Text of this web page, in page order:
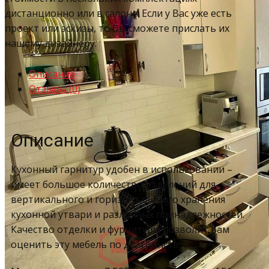
дистанционно или в салоне. Если у Вас уже есть
проект или эскизы, то Вы сможете прислать их
нашему дизайнеру.
Описание
Отзывы (0)
Описание
Кухонный гарнитур удобен в использовании –
имеет большое количество отделений для
вертикального и горизонтального хранения
кухонной утвари и различных принадлежностей.
Качество отделки и фурнитуры позволит вам
оценить эту мебель по достоинству.